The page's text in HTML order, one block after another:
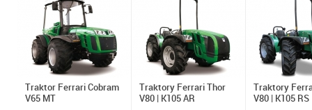
Traktor Ferrari Cobram
V65 MT
Traktory Ferrari Thor
V80 | K105 AR
Traktory
V80 | K105 RS